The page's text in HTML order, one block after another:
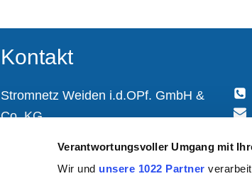
Verantwortungsvoller Umgang mit
Wir und unsere 1022 Partner
Kontakt
Stromnetz Weiden i.d.OPf. GmbH &
Co. KG
92637 Weiden i.d.OPf.